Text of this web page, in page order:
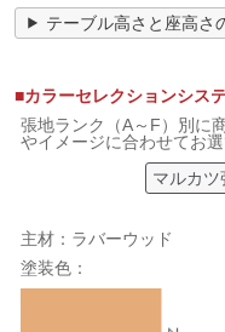
テーブル高さと座高さ
■カラーセレクションシス
張地ランク（A～F）別に
やイメージに合わせてお選
マルカ
主材：ラバーウッド
塗装色：